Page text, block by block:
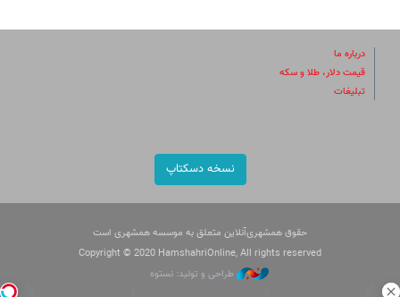
درباره ما
قیمت دلار، طلا و سکه
تبلیغات
نسخه دسکتاپ
حقوق همشهری‌آنلاین متعلق به موسسه همشهری است
Copyright © 2020 HamshahriOnline, All rights reserved
طراحی و تولید: نستوه